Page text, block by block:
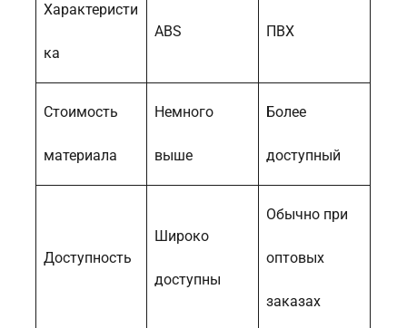
Характеристи
ка
ABS ПВХ
Стоимость
материала
Немного
выше
Более
доступный
Доступность
Широко
доступны
Обычно при
оптовых
заказах